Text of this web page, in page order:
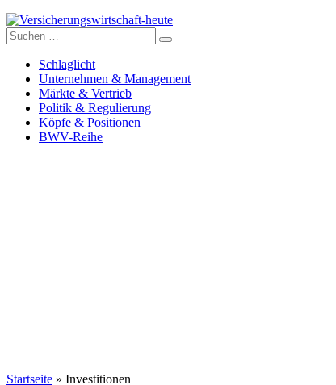
Versicherungswirtschaft-heute
Suche
nach:
Schlaglicht
Unternehmen & Management
Märkte & Vertrieb
Politik & Regulierung
Köpfe & Positionen
BWV-Reihe
Startseite » Investitionen